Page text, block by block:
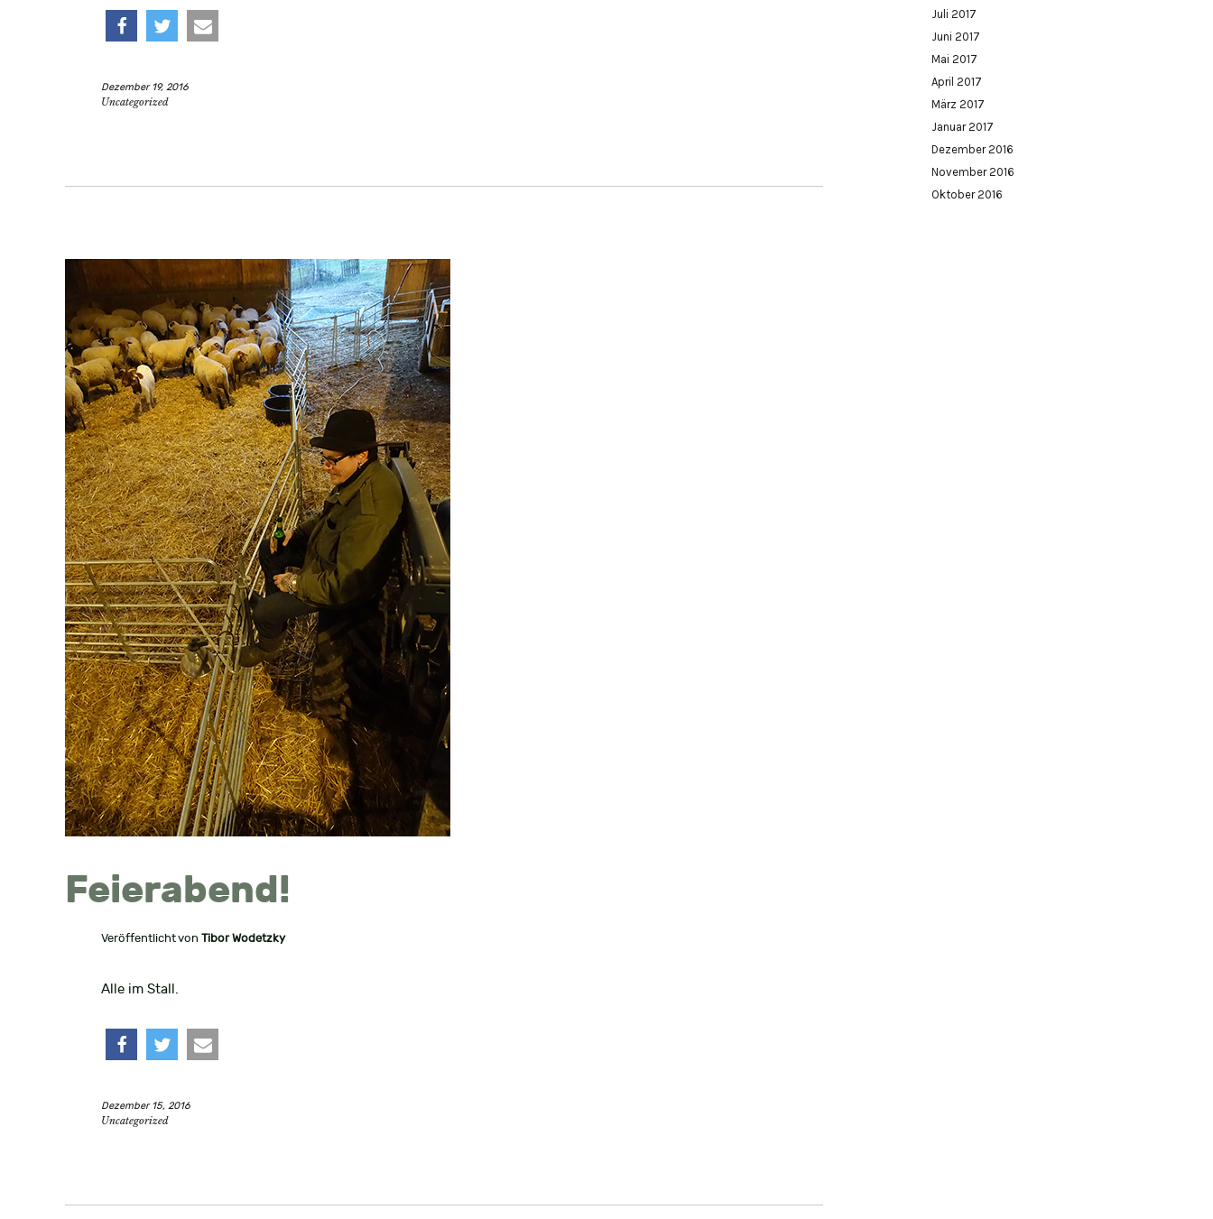
mail
Dezember 19, 2016
Uncategorized
Feierabend!
Veröffentlicht von Tibor Wodetzky
Alle im Stall.
mail
Dezember 15, 2016
Uncategorized
Juli 2017
Juni 2017
Mai 2017
April 2017
März 2017
Januar 2017
Dezember 2016
November 2016
Oktober 2016